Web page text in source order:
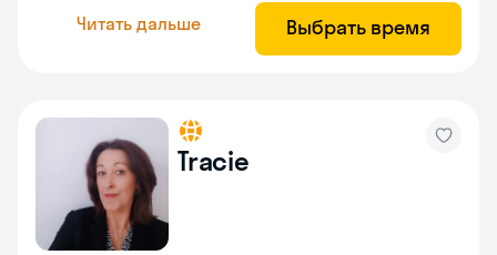
Читать дальше Выбрать время
Tracie